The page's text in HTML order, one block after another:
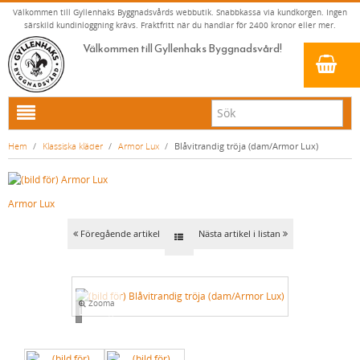
Välkommen till Gyllenhaks Byggnadsvårds webbutik. Snabbkassa via kundkorgen. Ingen
särskild kundinloggning krävs. Fraktfritt när du handlar för 2400 kronor eller mer.
Välkommen till Gyllenhaks Byggnadsvård!
HEM
GRÅ KULÖRER
GULA KULÖRER
RÖDA KULÖRER
GRÖNA KULÖRER
FALU RÖDFÄRG (SLAMFÄRGER)
KONSTNÄRSFÄRGER
GULT/ORANGE
LACK, LASYRER, FERNISSOR & OLJOR
LINOLJESÅPA OCH MÅLARTVÄTT
STORVÄSTAR
JACKOR, ANORAKER OCH BUSSARONGER
Hem / Klassiska kläder / Armor Lux / Blåvitrandig tröja (dam/Armor Lux)
Armor Lux
Föregående artikel Nästa artikel i listan
Loading...
Zooma